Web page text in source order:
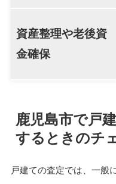
資産整理や老後資
金確保
鹿児島市で戸
するときのチ
戸建ての査定では、一般